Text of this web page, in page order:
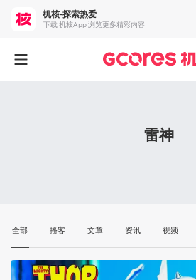
雷神
全部 播客 文章 资讯 视频
机核-探索热爱
下载 机核App 浏览更多精彩内容